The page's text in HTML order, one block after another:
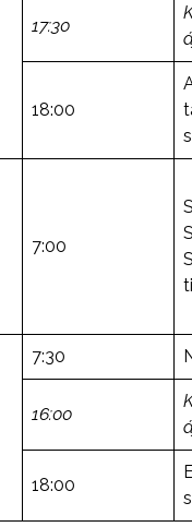
17:30
18:00
7:00
7:30
16:00
18:00